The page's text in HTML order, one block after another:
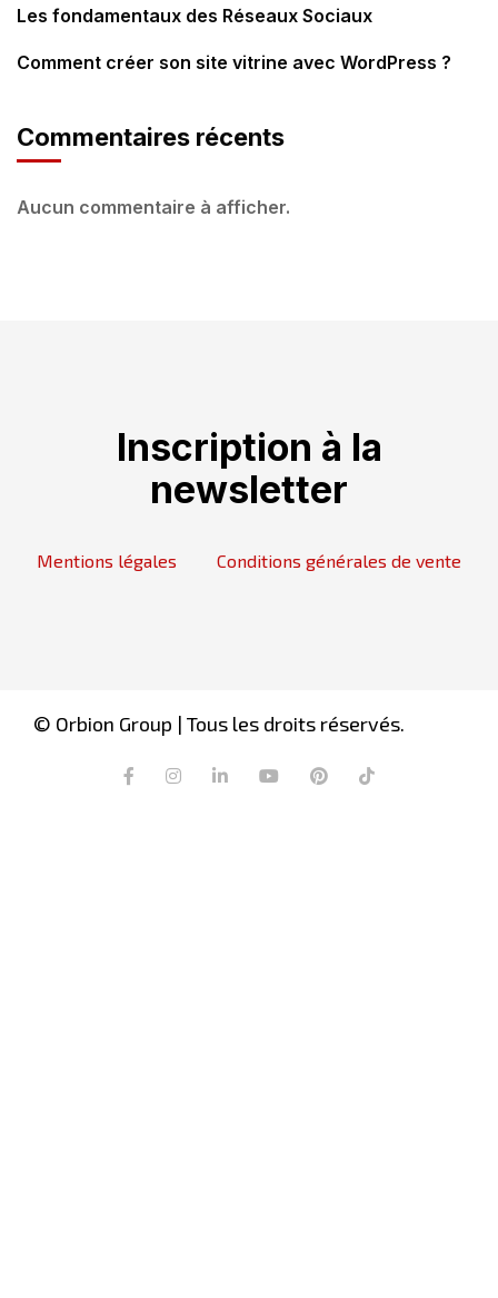
Les fondamentaux des Réseaux Sociaux
Comment créer son site vitrine avec WordPress ?
Commentaires récents
Aucun commentaire à afficher.
Inscription à la
newsletter
Mentions légales Conditions générales de vente
© Orbion Group | Tous les droits réservés.